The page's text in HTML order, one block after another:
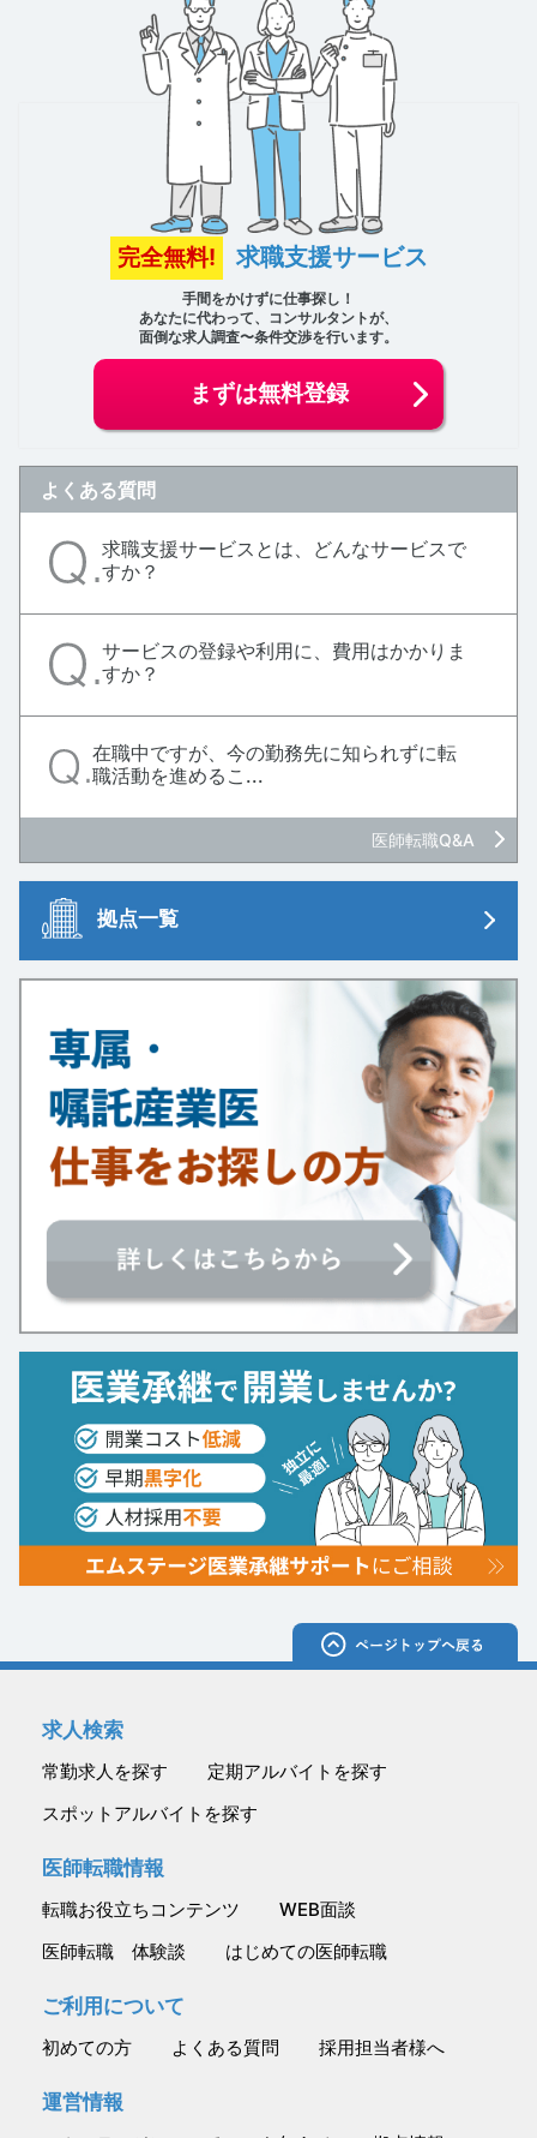
完全無料! 求職支援サービス
手間をかけずに仕事探し！
あなたに代わって、コンサルタントが、
面倒な求人調査〜条件交渉を行います。
まずは無料登録
よくある質問
求職支援サービスとは、どんなサービスで
すか？
サービスの登録や利用に、費用はかかりま
すか？
在職中ですが、今の勤務先に知られずに転
職活動を進めるこ...
医師転職Q&A
拠点一覧
求人検索
常勤求人を探す
定期アルバイトを探す
スポットアルバイトを探す
医師転職情報
転職お役立ちコンテンツ
WEB面談
医師転職 体験談
はじめての医師転職
ご利用について
初めての方 よくある質問 採用担当者様へ
運営情報